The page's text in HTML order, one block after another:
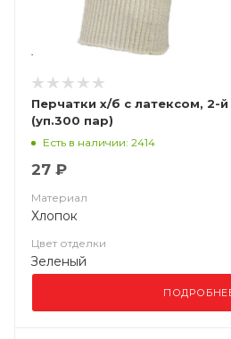
Перчатки х/б с латексом, 2-
(уп.300 пар)
Есть в наличии: 2414
27 ₽
Материал
Хлопок
Цвет отделки
Зеленый